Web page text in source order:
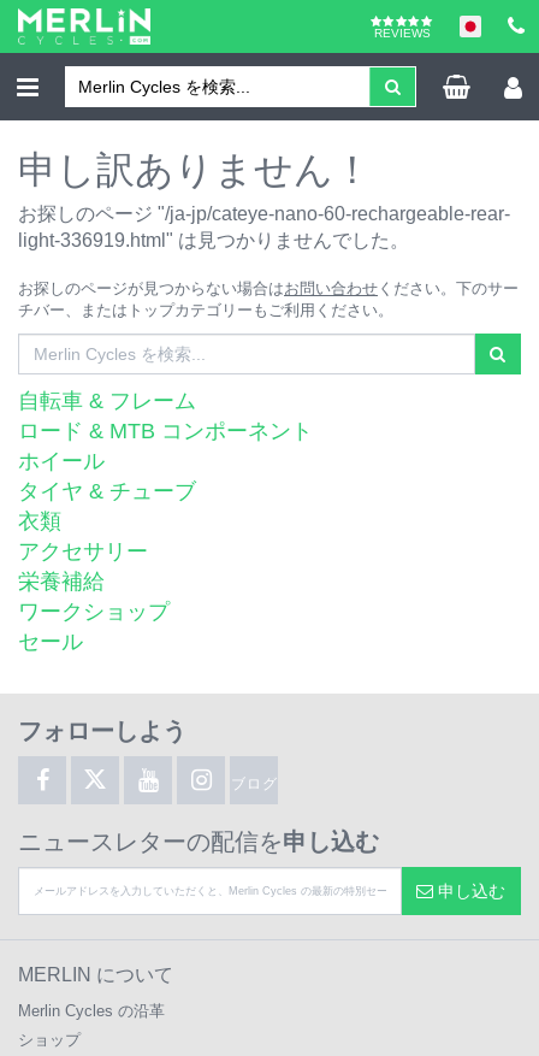
REVIEWS
申し訳ありません！
お探しのページ "/ja-jp/cateye-nano-60-rechargeable-rear-
light-336919.html" は見つかりませんでした。
お探しのページが見つからない場合はお問い合わせ ください。下のサー
チバー、またはトップカテゴリーもご利用ください。
自転車 & フレーム
ロード & MTB コンポーネント
ホイール
タイヤ & チューブ
衣類
アクセサリー
栄養補給
ワークショップ
セール
フォローしよう
ブログ
ニュースレターの配信を申し込む
申し込む
MERLIN について
Merlin Cycles の沿革
ショップ